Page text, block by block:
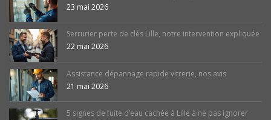
23 mai 2026
Serrurier perte de clés Lille, notre intervention expliquée
22 mai 2026
Assistance dépannage rapide vitrerie, nos avis
21 mai 2026
5 signes de fuite d’eau cachée à Lille à ne pas ignorer